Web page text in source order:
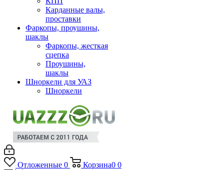
Карданные валы,
проставки
Фаркопы, проушины,
шаклы
Фаркопы, жесткая
сцепка
Проушины,
шаклы
Шноркели для УАЗ
Шноркели
Отложенные 0 Корзина0 0